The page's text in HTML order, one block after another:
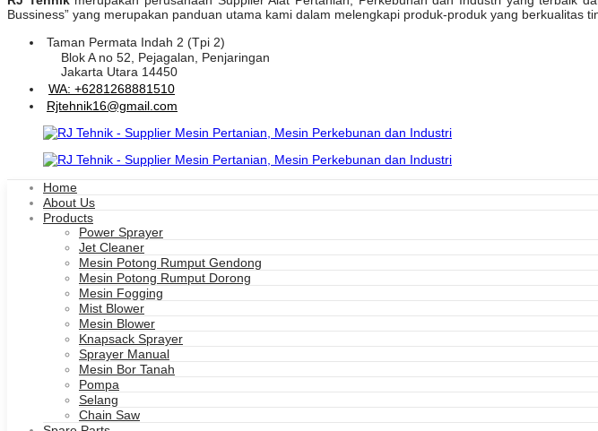
Industri
dan
Industri
Bussiness” yang merupakan panduan utama kami dalam melengkapi produk-produk yang
Taman Permata Indah 2 (Tpi 2)
Blok A no 52, Pejagalan, Penjaringan
Jakarta Utara 14450
WA: +6281268881510
Rjtehnik16@gmail.com
Home
About Us
Products
Power Sprayer
Jet Cleaner
Mesin Potong Rumput Gendong
Mesin Potong Rumput Dorong
Mesin Fogging
Mist Blower
Mesin Blower
Knapsack Sprayer
Sprayer Manual
Mesin Bor Tanah
Pompa
Selang
Chain Saw